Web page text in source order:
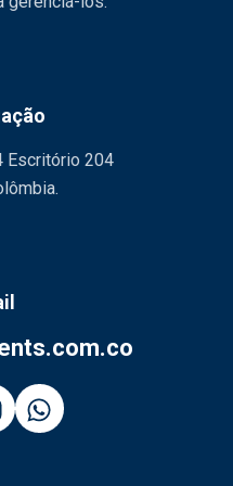
Escritório 204